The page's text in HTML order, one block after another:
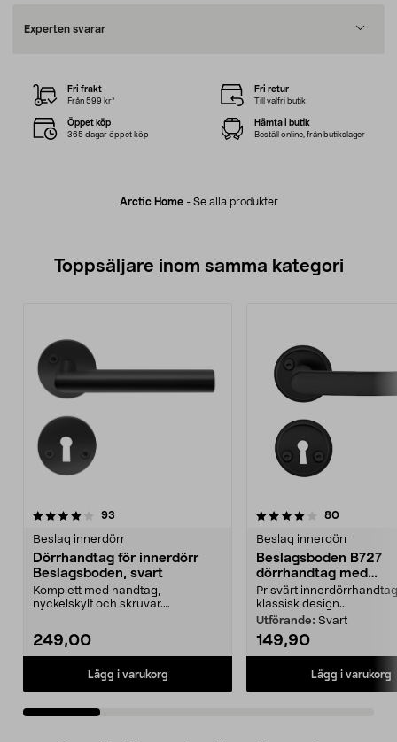
Experten svarar
Arctic Home- Se alla produkter
Fri frakt
Från 599 kr*
Fri retur
Till valfri butik
Öppet köp
365 dagar öppet köp
Hämta i butik
Beställ online, från butikslager
Toppsäljare inom samma kategori
93
Beslag innerdörr
Dörrhandtag för innerdörr
Beslagsboden, svart
Komplett med handtag,
nyckelskylt och skruvar.
249,00
Lägg i varukorg
4.0 av 5 stjärnor 80
Beslag innerdörr
Beslagsboden B727
dörrhandtag med
nyckelskylt, innerdörr
Prisvärt
klassisk design...
Utförande: Svart
149,90
Lägg i varukorg
5.0 av 5 stjärnor